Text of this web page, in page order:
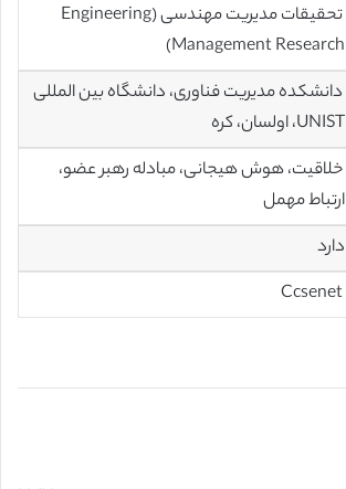
تحقیقات مدیریت مهندسی (Engineering
Management Research)
دانشکده مدیریت فناوری، دانشگاه بین المللی
UNIST، اولسان، کره
خلاقیت، هوش هیجانی، مبادله رهبر عضو،
ارتباط مهمل
دارد